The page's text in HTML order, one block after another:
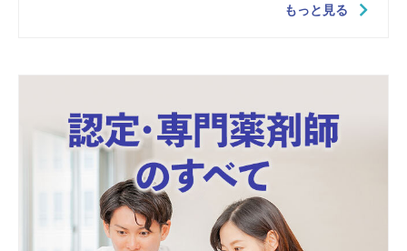
もっと見る